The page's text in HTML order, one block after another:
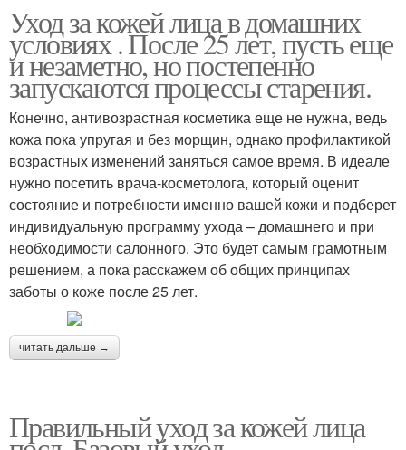
Уход за кожей лица в домашних
условиях . После 25 лет, пусть еще
и незаметно, но постепенно
запускаются процессы старения.
Конечно, антивозрастная косметика еще не нужна, ведь
кожа пока упругая и без морщин, однако профилактикой
возрастных изменений заняться самое время. В идеале
нужно посетить врача-косметолога, который оценит
состояние и потребности именно вашей кожи и подберет
индивидуальную программу ухода – домашнего и при
необходимости салонного. Это будет самым грамотным
решением, а пока расскажем об общих принципах
заботы о коже после 25 лет.
читать дальше →
Правильный уход за кожей лица